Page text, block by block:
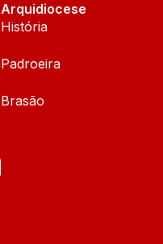
Arquidiocese
História
Padroeira
Brasão